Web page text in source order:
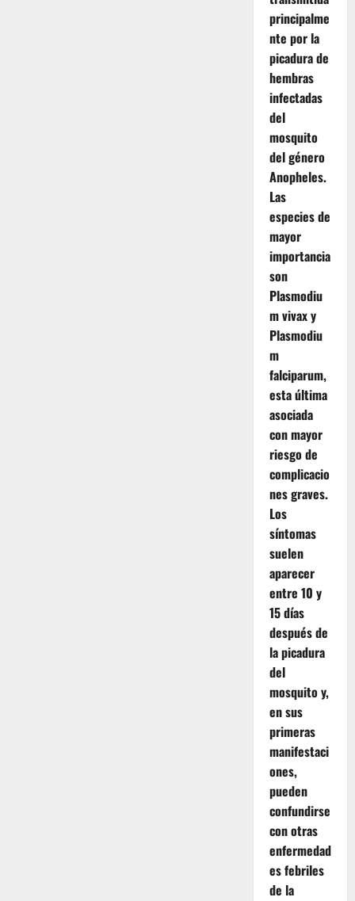
principalme
nte por la
picadura de
hembras
infectadas
del
mosquito
del género
Anopheles.
Las
especies de
mayor
importancia
son
Plasmodiu
m vivax y
Plasmodiu
m
falciparum,
esta última
asociada
con mayor
riesgo de
complicacio
nes graves.
Los
síntomas
suelen
aparecer
entre 10 y
15 días
después de
la picadura
del
mosquito y,
en sus
primeras
manifestaci
ones,
pueden
confundirse
con otras
enfermedad
es febriles
de la